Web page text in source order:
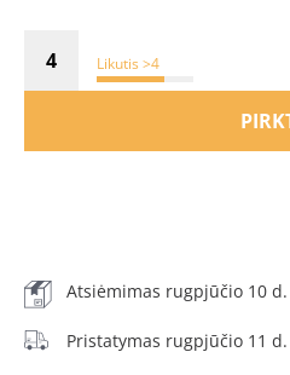
Likutis >4
Atsiėmimas rugpjūčio 10 d.
Pristatymas rugpjūčio 11 d.